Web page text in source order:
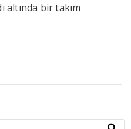
altında bir takım